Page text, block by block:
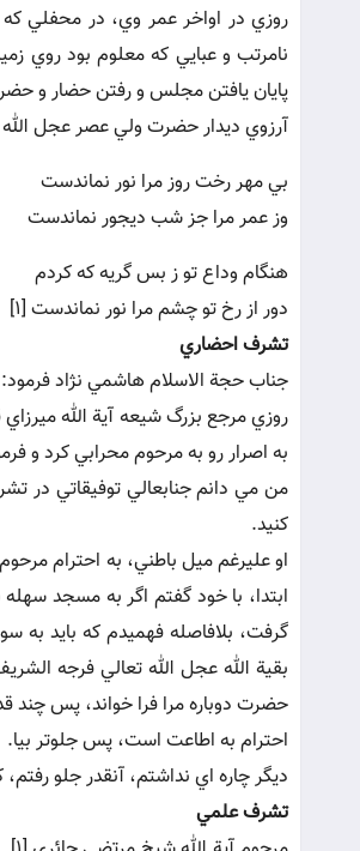
روزي در اواخر عمر وي، در محفلي که
نامرتب و عبايي که معلوم بود روي
پايان يافتن مجلس و رفتن حضار و
آرزوي ديدار حضرت ولي عصر عجل
بي مهر رخت روز مرا نور نماندست
وز عمر مرا جز شب ديجور نماندست
هنگام وداع تو ز بس گريه که کردم
دور از رخ تو چشم مرا نور نماندست [1] [2] .
تشرف احضاري
جناب حجة الاسلام هاشمي نژاد فرمود:
روزي مرجع بزرگ شيعه آية الله
به اصرار رو به مرحوم محرابي کرد و
من مي دانم جنابعالي توفيقاتي در
کنيد.
او عليرغم ميل باطني، به احترام
ابتدا، با خود گفتم اگر به مسجد
گرفت، بلافاصله فهميدم که بايد
بقية الله عجل الله تعالي فرجه
حضرت دوباره مرا فرا خواند، پس چند
احترام به اطاعت است، پس جلوتر بيا.
ديگر چاره اي نداشتم، آنقدر جلو
تشرف علمي